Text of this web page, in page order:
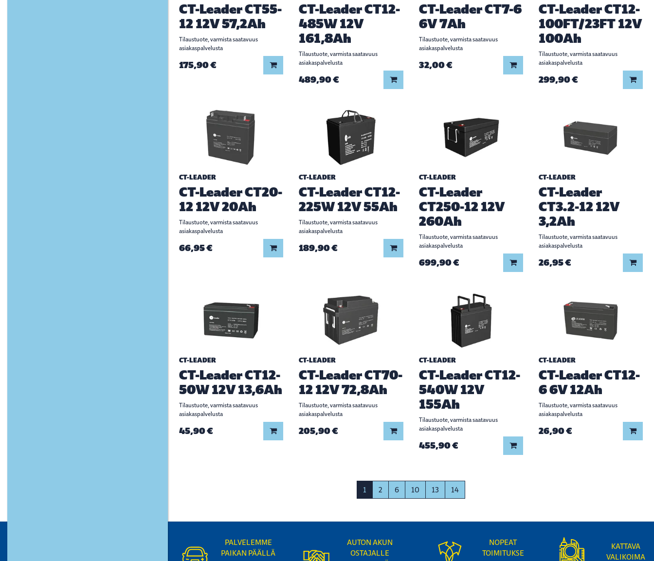
CT-Leader CT55-
12 12V 57,2Ah
Tilaustuote, varmista saatavuus
asiakaspalvelusta
175,90 € Lisää koriin
CT-Leader CT12-
485W 12V
161,8Ah
Tilaustuote, varmista saatavuus
asiakaspalvelusta
489,90 € Lisää koriin
CT-Leader CT7-6
6V 7Ah
Tilaustuote, varmista saatavuus
asiakaspalvelusta
32,00 € Lisää koriin
CT-Leader CT12-
100FT/23FT 12V
100Ah
Tilaustuote, varmista saatavuus
asiakaspalvelusta
299,90 €
CT-LEADER
CT-Leader CT20-
12 12V 20Ah
Tilaustuote, varmista saatavuus
asiakaspalvelusta
66,95 € Lisää koriin
CT-LEADER
CT-Leader CT12-
225W 12V 55Ah
Tilaustuote, varmista saatavuus
asiakaspalvelusta
189,90 € Lisää koriin
CT-LEADER
CT-Leader
CT250-12 12V
260Ah
Tilaustuote, varmista saatavuus
asiakaspalvelusta
699,90 € Lisää koriin
CT-LEADER
CT-Leader
CT3.2-12 12V
3,2Ah
Tilaustuote, varmista saatavuus
asiakaspalvelusta
26,95 €
CT-LEADER
CT-Leader CT12-
50W 12V 13,6Ah
Tilaustuote, varmista saatavuus
asiakaspalvelusta
45,90 € Lisää koriin
CT-LEADER
CT-Leader CT70-
12 12V 72,8Ah
Tilaustuote, varmista saatavuus
asiakaspalvelusta
205,90 € Lisää koriin
CT-LEADER
CT-Leader CT12-
540W 12V
155Ah
Tilaustuote, varmista saatavuus
asiakaspalvelusta
455,90 € Lisää koriin
CT-LEADER
CT-Leader CT12-
6 6V 12Ah
Tilaustuote, varmista saatavuus
asiakaspalvelusta
26,90 €
1 2 6 10 13 14
PALVELEMME
PAIKAN PÄÄLLÄ
AUTON AKUN
OSTAJALLE
NOPEAT
TOIMITUKSE
KATTAVA
VALIKOIMA